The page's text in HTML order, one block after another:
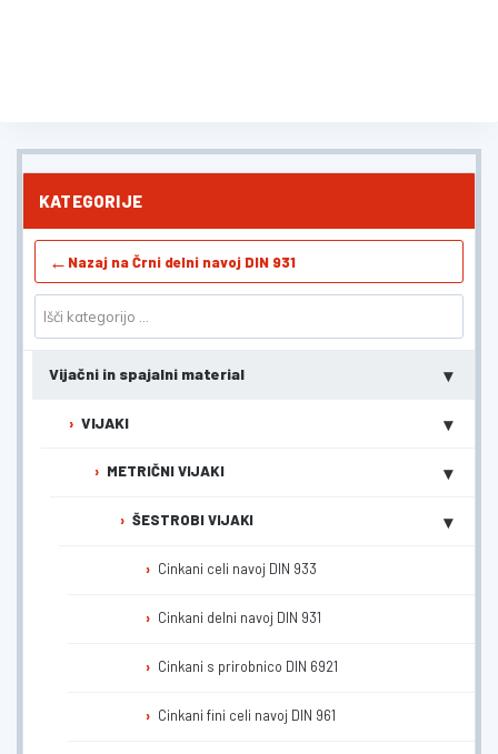
KATEGORIJE
← Nazaj na Črni delni navoj DIN 931
Vijačni in spajalni material ▾
VIJAKI ▾
METRIČNI VIJAKI ▾
ŠESTROBI VIJAKI ▾
Cinkani celi navoj DIN 933
Cinkani delni navoj DIN 931
Cinkani s prirobnico DIN 6921
Cinkani fini celi navoj DIN 961